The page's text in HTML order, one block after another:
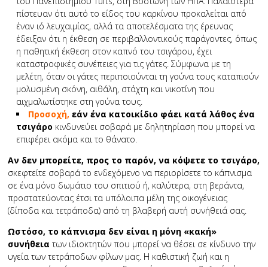
πίστευαν ότι αυτό το είδος του καρκίνου προκαλείται από
έναν ιό λευχαιμίας, αλλά τα αποτελέσματα της έρευνας
έδειξαν ότι η έκθεση σε περιβαλλοντικούς παράγοντες, όπως
η παθητική έκθεση στον καπνό του τσιγάρου, έχει
καταστροφικές συνέπειες για τις γάτες. Σύμφωνα με τη
μελέτη, όταν οι γάτες περιποιούνται τη γούνα τους καταπιούν
μολυσμένη σκόνη, αιθάλη, στάχτη και νικοτίνη που
αιχμαλωτίστηκε στη γούνα τους.
Προσοχή, εάν ένα κατοικίδιο φάει κατά λάθος ένα
τσιγάρο κινδυνεύει σοβαρά με δηλητηρίαση που μπορεί να
επιφέρει ακόμα και το θάνατο.
Αν δεν μπορείτε, προς το παρόν, να κόψετε το τσιγάρο,
σκεφτείτε σοβαρά το ενδεχόμενο να περιορίσετε το κάπνισμα
σε ένα μόνο δωμάτιο του σπιτιού ή, καλύτερα, στη βεράντα,
προστατεύοντας έτσι τα υπόλοιπα μέλη της οικογένειας
(δίποδα και τετράποδα) από τη βλαβερή αυτή συνήθειά σας.
Ωστόσο, το κάπνισμα δεν είναι η μόνη «κακή»
συνήθεια των ιδιοκτητών που μπορεί να θέσει σε κίνδυνο την
υγεία των τετράποδων φίλων μας. Η καθιστική ζωή και η